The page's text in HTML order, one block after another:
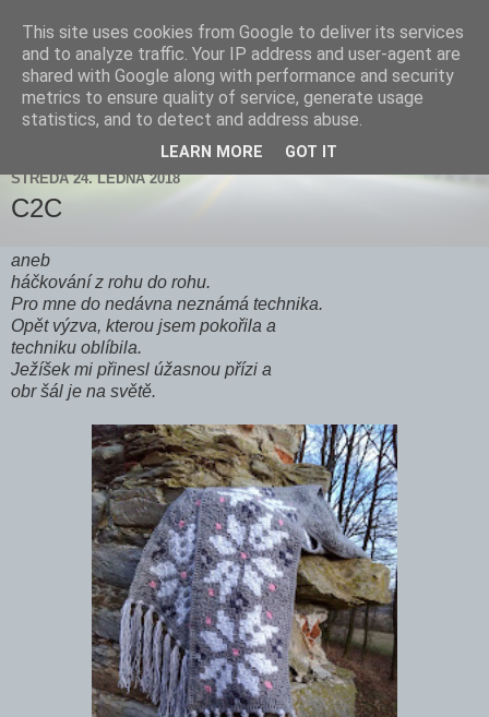
Zdenička
STŘEDA 24. LEDNA 2018
C2C
aneb
háčkování z rohu do rohu.
Pro mne do nedávna neznámá technika.
Opět výzva, kterou jsem pokořila a
techniku oblíbila.
Ježíšek mi přinesl úžasnou přízi a
obr šál je na světě.
This site uses cookies from Google to deliver its services
and to analyze traffic. Your IP address and user-agent are
shared with Google along with performance and security
metrics to ensure quality of service, generate usage
statistics, and to detect and address abuse.
LEARN MORE GOT IT